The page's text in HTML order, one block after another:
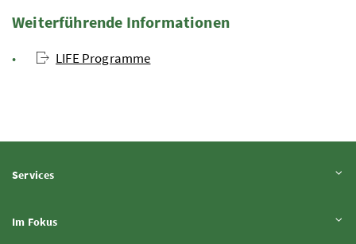
Weiterführende Informationen
LIFE Programme
ServicesInhalt aufklappen
Im FokusInhalt aufklappen